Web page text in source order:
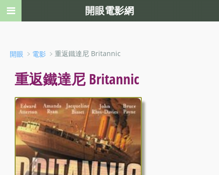
開眼 ﹥ 電影 ﹥重返鐵達尼 Britannic
重返鐵達尼 Britannic
開眼電影網